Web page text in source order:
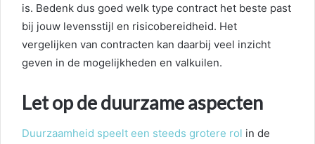
is. Bedenk dus goed welk type contract het beste past
bij jouw levensstijl en risicobereidheid. Het
vergelijken van contracten kan daarbij veel inzicht
geven in de mogelijkheden en valkuilen.
Let op de duurzame aspecten
Duurzaamheid speelt een steeds grotere rol in de